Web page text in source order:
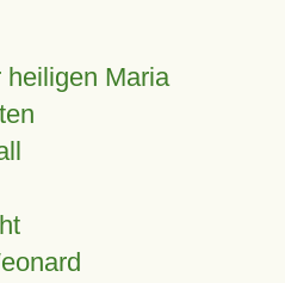
Maria